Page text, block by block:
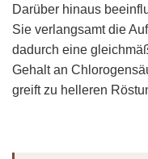
Darüber hinaus
Sie verlangsamt die
dadurch eine
Gehalt an
greift zu helleren